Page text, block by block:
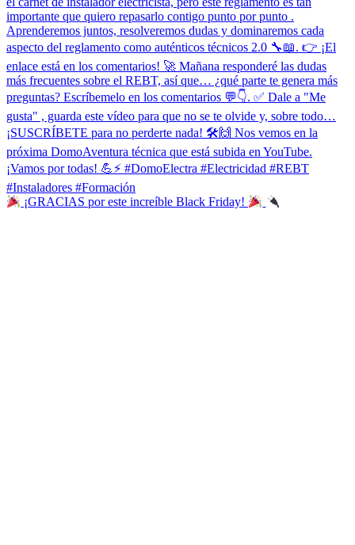
¡GRACIAS por este increíble Black Friday!